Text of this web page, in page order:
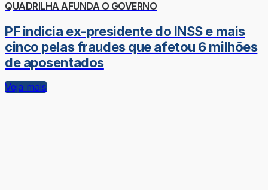
QUADRILHA AFUNDA O GOVERNO
PF indicia ex-presidente do INSS e mais
cinco pelas fraudes que afetou 6 milhões
de aposentados
Veja mais